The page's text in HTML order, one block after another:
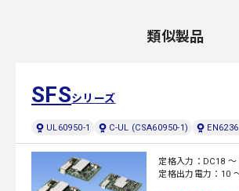
類似製品
SFSシリーズ
UL60950-1 C-UL (CSA60950-1)
定格入力：DC18
定格出力電力：10